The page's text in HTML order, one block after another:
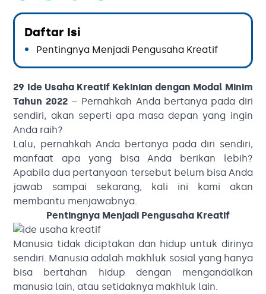
Daftar Isi
Pentingnya Menjadi Pengusaha Kreatif
29 Ide Usaha Kreatif Kekinian dengan Modal Minim
Tahun 2022 – Pernahkah Anda bertanya pada diri
sendiri, akan seperti apa masa depan yang ingin
Anda raih?
Lalu, pernahkah Anda bertanya pada diri sendiri,
manfaat apa yang bisa Anda berikan lebih?
Apabila dua pertanyaan tersebut belum bisa Anda
jawab sampai sekarang, kali ini kami akan
membantu menjawabnya.
Pentingnya Menjadi Pengusaha Kreatif
Manusia tidak diciptakan dan hidup untuk dirinya
sendiri. Manusia adalah makhluk sosial yang hanya
bisa bertahan hidup dengan mengandalkan
manusia lain, atau setidaknya makhluk lain.